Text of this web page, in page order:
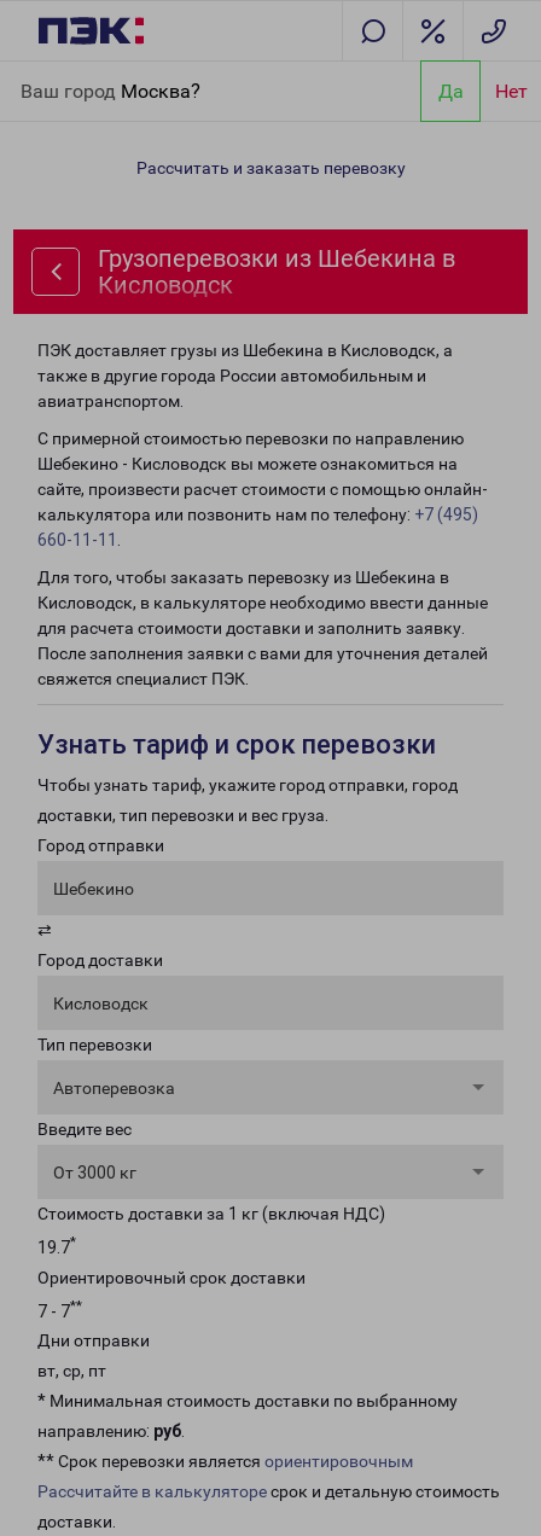
Ваш город Москва? Да Нет
Кисловодск
Рассчитать и заказать перевозку
Грузоперевозки из Шебекина в
Кисловодск
ПЭК доставляет грузы из Шебекина в Кисловодск, а
также в другие города России автомобильным и
авиатранспортом.
С примерной стоимостью перевозки по направлению
Шебекино - Кисловодск вы можете ознакомиться на
сайте, произвести расчет стоимости с помощью онлайн-
калькулятора или позвонить нам по телефону: +7 (495)
660-11-11
Для того, чтобы заказать перевозку из Шебекина в
Кисловодск, в калькуляторе необходимо ввести данные
для расчета стоимости доставки и заполнить заявку.
После заполнения заявки с вами для уточнения деталей
свяжется специалист ПЭК.
Узнать тариф и срок перевозки
Чтобы узнать тариф, укажите город отправки, город
доставки, тип перевозки и вес груза.
Город отправки
Шебекино
⇄
Город доставки
Кисловодск
Тип перевозки
Автоперевозка
Введите вес
От 3000 кг
Стоимость доставки за 1 кг (включая НДС)
19.7*
Ориентировочный срок доставки
7 - 7**
Дни отправки
вт, ср, пт
* Минимальная стоимость доставки по выбранному
направлению: руб.
** Срок перевозки является ориентировочным
Рассчитайте в калькуляторесрок и детальную стоимость
доставки.